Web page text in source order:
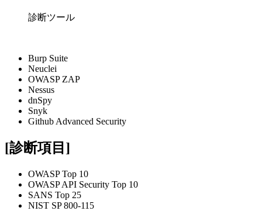
診断ツール
Burp Suite
Neuclei
OWASP ZAP
Nessus
dnSpy
Snyk
Github Advanced Security
[診断項目]
OWASP Top 10
OWASP API Security Top 10
SANS Top 25
NIST SP 800-115